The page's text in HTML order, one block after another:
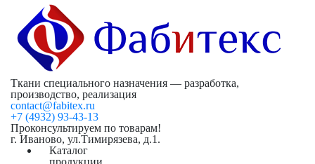
Ткани специального назначения — разработка,
производство, реализация
contact@fabitex.ru
+7 (4932) 93-43-13
Проконсультируем по товарам!
г. Иваново, ул.Тимирязева, д.1.
Каталог
продукции